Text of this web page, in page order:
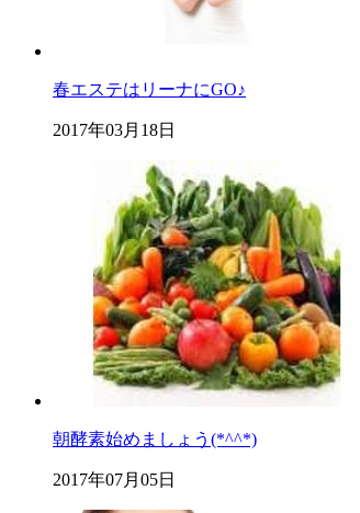
春エステはリーナにGO♪
2017年03月18日
朝酵素始めましょう(*^^*)
2017年07月05日